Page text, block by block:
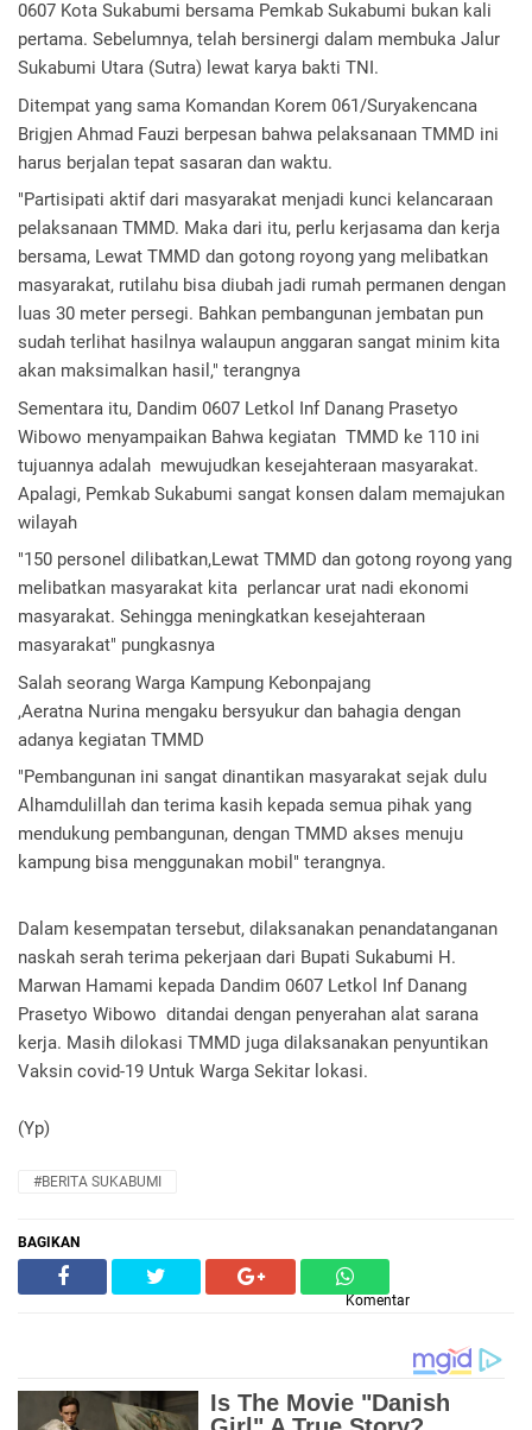
0607 Kota Sukabumi bersama Pemkab Sukabumi bukan kali
pertama. Sebelumnya, telah bersinergi dalam membuka Jalur
Sukabumi Utara (Sutra) lewat karya bakti TNI.
Ditempat yang sama Komandan Korem 061/Suryakencana
Brigjen Ahmad Fauzi berpesan bahwa pelaksanaan TMMD ini
harus berjalan tepat sasaran dan waktu.
"Partisipati aktif dari masyarakat menjadi kunci kelancaraan
pelaksanaan TMMD. Maka dari itu, perlu kerjasama dan kerja
bersama, Lewat TMMD dan gotong royong yang melibatkan
masyarakat, rutilahu bisa diubah jadi rumah permanen dengan
luas 30 meter persegi. Bahkan pembangunan jembatan pun
sudah terlihat hasilnya walaupun anggaran sangat minim kita
akan maksimalkan hasil," terangnya
Sementara itu, Dandim 0607 Letkol Inf Danang Prasetyo
Wibowo menyampaikan Bahwa kegiatan  TMMD ke 110 ini
tujuannya adalah  mewujudkan kesejahteraan masyarakat.
Apalagi, Pemkab Sukabumi sangat konsen dalam memajukan
wilayah
"150 personel dilibatkan,Lewat TMMD dan gotong royong yang
melibatkan masyarakat kita  perlancar urat nadi ekonomi
masyarakat. Sehingga meningkatkan kesejahteraan
masyarakat" pungkasnya
Salah seorang Warga Kampung Kebonpajang
,Aeratna Nurina mengaku bersyukur dan bahagia dengan
adanya kegiatan TMMD
"Pembangunan ini sangat dinantikan masyarakat sejak dulu
Alhamdulillah dan terima kasih kepada semua pihak yang
mendukung pembangunan, dengan TMMD akses menuju
kampung bisa menggunakan mobil" terangnya.
Dalam kesempatan tersebut, dilaksanakan penandatanganan
naskah serah terima pekerjaan dari Bupati Sukabumi H.
Marwan Hamami kepada Dandim 0607 Letkol Inf Danang
Prasetyo Wibowo  ditandai dengan penyerahan alat sarana
kerja. Masih dilokasi TMMD juga dilaksanakan penyuntikan
Vaksin covid-19 Untuk Warga Sekitar lokasi.
(Yp)
#BERITA SUKABUMI
BAGIKAN
Komentar